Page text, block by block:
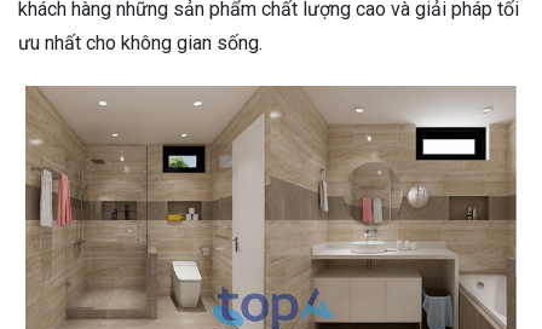
khách hàng những sản phẩm chất lượng cao và giải pháp tối
ưu nhất cho không gian sống.